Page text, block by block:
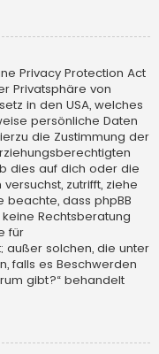
Privacy Protection Act
Privatsphäre von
in den USA, welches
persönliche Daten
die Zustimmung der
dies auf dich oder die
zutrifft, ziehe
beachte, dass phpBB
Rechtsberatung
für
außer solchen, die unter
falls es Beschwerden
gibt?“ behandelt